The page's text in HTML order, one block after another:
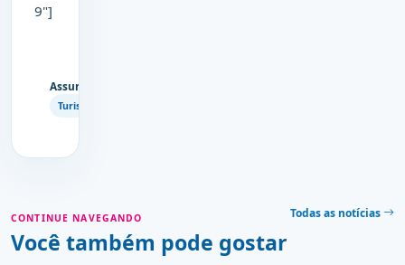
9"]
Assuntos
Turismo
CONTINUE NAVEGANDO
Você também pode gostar
Todas as notícias